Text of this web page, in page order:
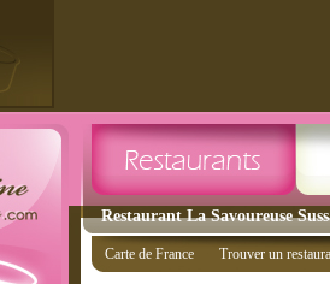
Restaurant La Savoureuse
Carte de France Trouver un